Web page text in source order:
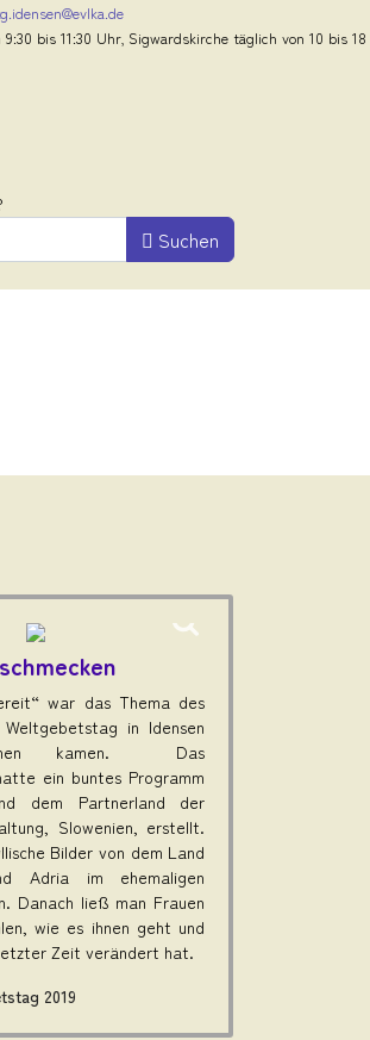
bis 11:30 Uhr, Sigwardskirche täglich von 10 bis
Suchen
war das Thema des
in Idensen
kamen. Das
ein buntes Programm
dem Partnerland der
Slowenien, erstellt.
Bilder von dem Land
Adria im ehemaligen
Danach ließ man Frauen
wie es ihnen geht und
Zeit verändert hat.
2019